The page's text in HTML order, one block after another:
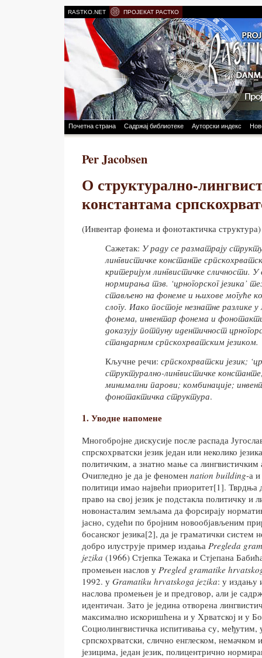
RASTKO.NET ПРОЈЕКАТ РАСТКО
Почетна страна Садржај библиотеке Ауторски индекс
Per Jacobsen
О структурално-
константама
(Инвентар фонема и фонотактичка структура)
Сажетак: У раду се разматрају
лингвистичке константе
критеријум лингвистичке сличности. У
нормирања тзв. ‘црногорског језика’
стављено на фонеме и њихове могуће
слогу. Иако постоје незнатне разлике
фонема, инвентар фонема и
доказују потпуну идентичност
стандарним српскохрватским језиком.
Кључне речи: српскохрватски језик;
структурално-лингвистичке
минимални парови; комбинације;
фонотактичка структура.
1. Уводне напомене
Многобројне дискусије после распада
спрскохрватски језик један или неколико
политичким, а знатно мање са
Очигледно је да је феномен nation building-а
политици имао највећи приоритет[1]. Тврдња
право на свој језик је подстакла политичку и
новонасталим земљама да форсирају
јасно, судећи по бројним новообјављеним
босанског језика[2], да је граматички
добро илуструје пример издања Pregleda
jezika (1966) Стјепка Тежака и Стјепана
промењен наслов у Pregled gramatike
1992. у Gramatiku hrvatskoga jezika: у издању
наслова промењен је и предговор, али је
идентичан. Зато је једина отворена
максимално искоришћена и у Хрватској и у
Социолингвистичка испитивања су, међутим,
српскохрватски, слично енглеском, немачком
језицима, један језик, полицентрично